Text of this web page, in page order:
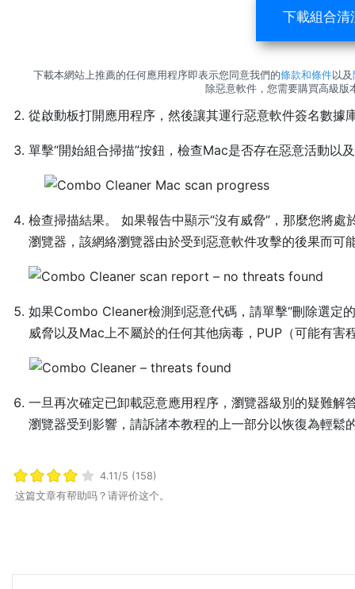
下載組合清
下載本網站上推薦的任何應用程序即表示您同意我們的條款和條件以及
除惡意軟件，您需要購買高級版
從啟動板打開應用程序，然後讓其運行惡意軟件簽名數據
單擊“開始組合掃描”按鈕，檢查Mac是否存在惡意活動以
檢查掃描結果。 如果報告中顯示“沒有威脅”，那麼您將
瀏覽器，該網絡瀏覽器由於受到惡意軟件攻擊的後果而可
如果Combo Cleaner檢測到惡意代碼，請單擊“刪除選定
威脅以及Mac上不屬於的任何其他病毒，PUP（可能有害
一旦再次確定已卸載惡意應用程序，瀏覽器級別的疑難
瀏覽器受到影響，請訴諸本教程的上一部分以恢復為輕鬆
4.11/5 (158)
这篇文章有帮助吗？请评价这个。